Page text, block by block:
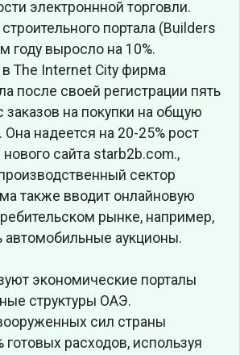
электроннной торговли.
портала (Builders
году выросло на 10%.
The Internet City фирма
после своей регистрации пять
заказов на покупки на общую
надеется на 20-25% рост
сайта starb2b.com.,
сектор
также вводит онлайновую
рынке, например,
автомобильные аукционы.
экономические порталы
структуры ОАЭ.
сил страны
расходов, используя